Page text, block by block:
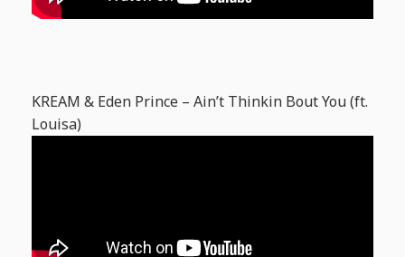
KREAM & Eden Prince – Ain’t Thinkin Bout You (ft.
Louisa)